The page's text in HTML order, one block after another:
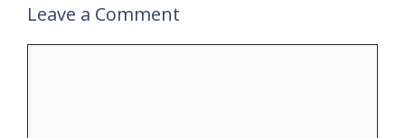
Leave a Comment